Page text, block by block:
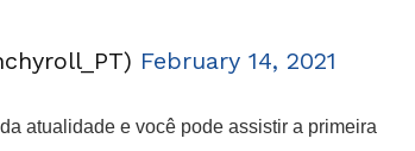
February 14, 2021
atualidade e você pode assistir a primeira